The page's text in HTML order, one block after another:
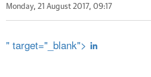
Monday, 21 August 2017, 09:17
" target="_blank">